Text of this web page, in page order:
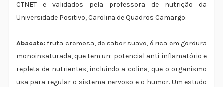
CTNET e validados pela professora de nutrição da
Universidade Positivo, Carolina de Quadros Camargo:
Abacate: fruta cremosa, de sabor suave, é rica em gordura
monoinsaturada, que tem um potencial anti-inflamatório e
repleta de nutrientes, incluindo a colina, que o organismo
usa para regular o sistema nervoso e o humor. Um estudo